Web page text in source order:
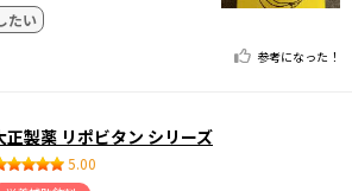
たい
参考になった！
正製薬 リポビタン シリーズ
5.00